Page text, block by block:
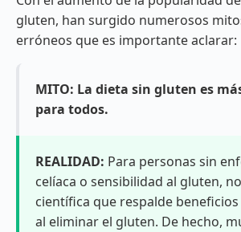
gluten, han surgido numerosos
erróneos que es importante aclarar:
MITO: La dieta sin gluten es
para todos.
REALIDAD: Para personas sin
celíaca o sensibilidad al gluten,
científica que respalde
al eliminar el gluten. De hecho,